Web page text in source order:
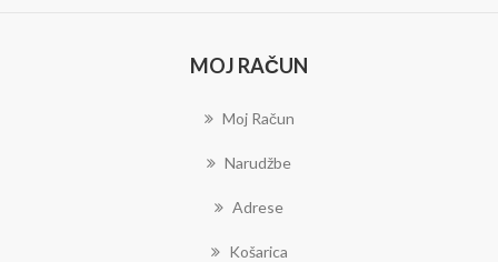
MOJ RAČUN
Moj Račun
Narudžbe
Adrese
Košarica